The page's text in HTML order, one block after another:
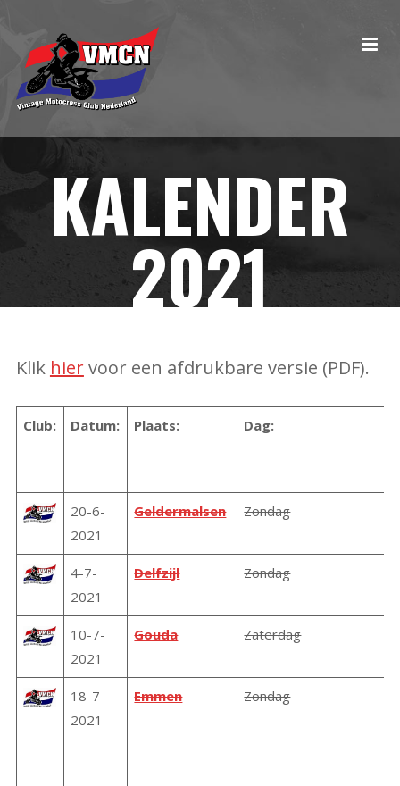
KALENDER
2021
Klik hiervoor een afdrukbare versie (PDF).
Club: Datum: Plaats: Dag:
20-6-
2021
Geldermalsen Zondag
4-7-
2021
Delfzijl Zondag
10-7-
2021
Gouda Zaterdag
18-7-
2021
Emmen Zondag